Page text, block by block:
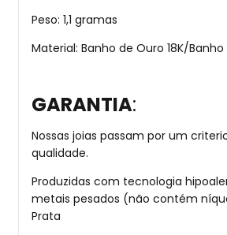
Peso: 1,1 gramas
Material: Banho de Ouro 18K/
GARANTIA:
Nossas joias passam por um
qualidade.
Produzidas com tecnologia
metais pesados (não contém
Prata